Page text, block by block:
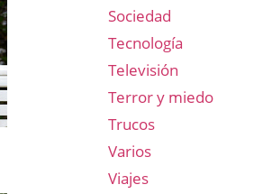
Sociedad
Tecnología
Televisión
Terror y miedo
Trucos
Varios
Viajes